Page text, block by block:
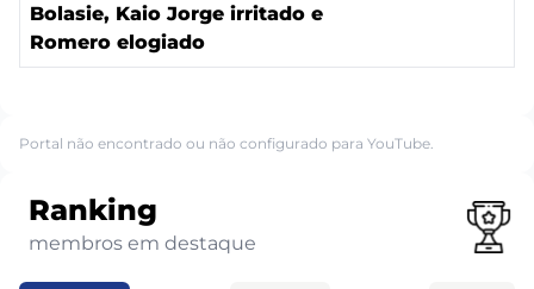
Bolasie, Kaio Jorge irritado e
Romero elogiado
Portal não encontrado ou não configurado para YouTube.
Ranking
membros em destaque